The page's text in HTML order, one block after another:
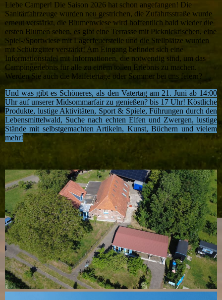
Liebe Camper! Die Saison 2026 hat schon angefangen! Die
Sanitärfahrzeuge wurden neu gestrichen, die Zufahrtsstraße wurde
erneut verstärkt, die Blumenwiese wird hoffentlich bald wieder die
ersten Blumen sehen, es gibt eine Terrasse mit Picknicktischen, eine
Spiel-/Sportwiese mit Lagerfeuerstelle und die Stellplätze wurden
mit Schutzgitter verstärkt! Am Eingang befindet sich eine
Informationstafel mit Informationen, die notwendig sind, um das
Campingerlebnis für alle zu einem tollen Erlebnis zu machen.
Werden Sie auch die Maifeiertage oder Sommer bei uns feiern?
Und was gibt es Schöneres, als den Vatertag am 21. Juni ab 14:00
Uhr auf unserer Midsommarfair zu genießen? bis 17 Uhr! Köstliche
Produkte, lustige Aktivitäten, Sport & Spiele, Führungen durch den
Lebensmittelwald, Suche nach echten Elfen und Zwergen, lustige
Stände mit selbstgemachten Artikeln, Kunst, Büchern und vielem
mehr!